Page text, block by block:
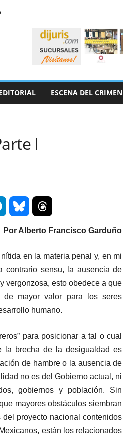
ESCENA DEL CRIMEN
I
Por Alberto Francisco Garduño
en la materia penal y, en mi
contrario sensu, la ausencia de
vergonzosa, esto obedece a que
de mayor valor para los seres
humano.
para posicionar a tal o cual
la brecha de la desigualdad es
de hambre o la ausencia de
no es del Gobierno actual, ni
gobiernos y población. Sin
mayores obstáculos siembran
proyecto nacional contenidos
están los relacionados